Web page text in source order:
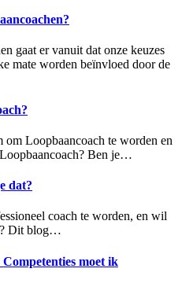
gaat er vanuit dat onze keuzes
mate worden beïnvloed door de
Loopbaancoach te worden en
Ben je…
dat?
coach te worden, en wil
Dit blog…
moet ik